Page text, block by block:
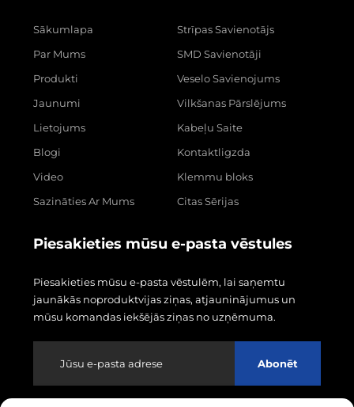
Sākumlapa
Par Mums
Produkti
Jaunumi
Lietojums
Blogi
Video
Sazināties Ar Mums
Strīpas Savienotājs
SMD Savienotāji
Veselo Savienojums
Vilkšanas Pārslējums
Kabeļu Saite
Kontaktligzda
Klemmu bloks
Citas Sērijas
Piesakieties mūsu e-pasta vēstules
Piesakieties mūsu e-pasta vēstulēm, lai saņemtu
jaunākās noproduktvijas ziņas, atjauninājumus un
mūsu komandas iekšējās ziņas no uzņēmuma.
Abonēt